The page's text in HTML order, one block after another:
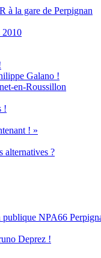
à la gare de Perpignan
2010
Galano !
en-Roussillon
!
! »
alternatives ?
NPA66
Deprez !